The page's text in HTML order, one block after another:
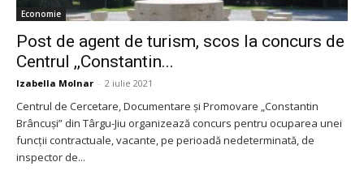
Economie
Post de agent de turism, scos la concurs de
Centrul ,,Constantin...
Izabella Molnar - 2 iulie 2021
Centrul de Cercetare, Documentare şi Promovare „Constantin
Brâncuşi” din Târgu-Jiu organizează concurs pentru ocuparea unei
funcții contractuale, vacante, pe perioadă nedeterminată, de
inspector de...